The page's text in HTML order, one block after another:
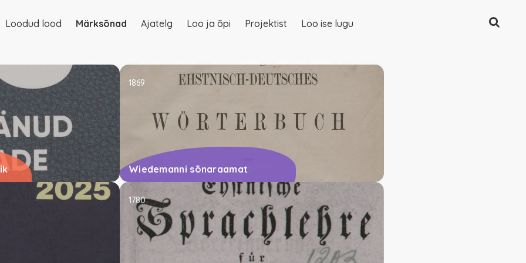
Loodud lood Märksõnad Ajatelg Loo ja õpi Projektist Loo ise lugu
Otsing
Wiedemanni sõnaraamat
1869
1780